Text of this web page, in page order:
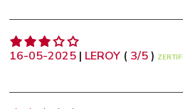
16-05-2025 | LEROY ( 3/5)